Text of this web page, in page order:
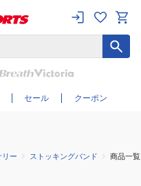
セール クーポン
込む
リー ストッキングバンド 商品一覧